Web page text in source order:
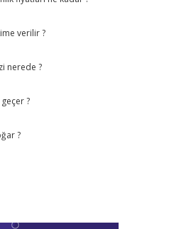
verilir ?
nerede ?
?
?